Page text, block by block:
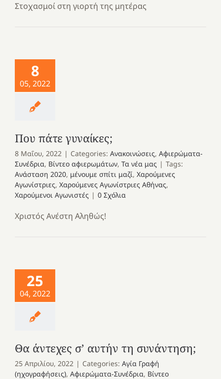
Στοχασμοί στη γιορτή της μητέρας
8
05, 2022
Που πάτε γυναίκες;
8 Μαΐου, 2022 | Categories: Ανακοινώσεις, Αφιερώματα-
Συνέδρια, Βίντεο αφιερωμάτων, Τα νέα μας | Tags:
Ανάσταση 2020, μένουμε σπίτι μαζί, Χαρούμενες
Αγωνίστριες, Χαρούμενες Αγωνίστριες Αθήνας,
Χαρούμενοι Αγωνιστές | 0 Σχόλια
Χριστός Ανέστη Αληθώς!
25
04, 2022
Θα άντεχες σ’ αυτήν τη συνάντηση;
25 Απριλίου, 2022 | Categories: Αγία Γραφή
(ηχογραφήσεις), Αφιερώματα-Συνέδρια, Βίντεο